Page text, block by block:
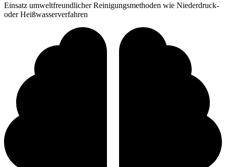
Einsatz umweltfreundlicher Reinigungsmethoden wie Niederdruck-
oder Heißwasserverfahren